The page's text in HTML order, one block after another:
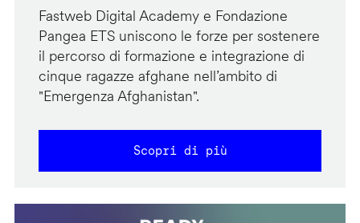
Fastweb Digital Academy e Fondazione
Pangea ETS uniscono le forze per sostenere
il percorso di formazione e integrazione di
cinque ragazze afghane nell’ambito di
"Emergenza Afghanistan".
Scopri di più